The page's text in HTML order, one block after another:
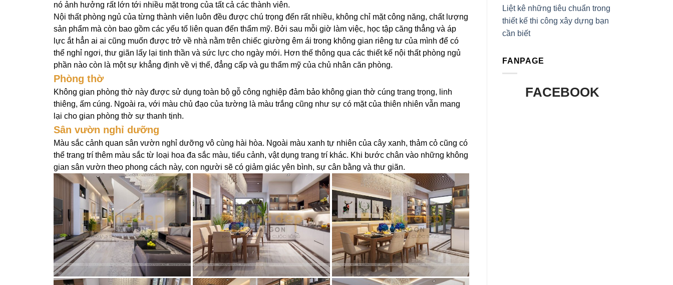
nó ảnh hưởng rất lớn tới nhiều mặt trong của tất cả các thành viên.
Nội thất phòng ngủ của từng thành viên luôn đều được chú trọng đến rất nhiều, không chỉ mặt công năng, chất lượng
sản phẩm mà còn bao gồm các yếu tố liên quan đến thẩm mỹ. Bởi sau mỗi giờ làm việc, học tập căng thẳng và áp
lực ắt hẳn ai ai cũng muốn được trở về nhà nằm trên chiếc giường êm ái trong không gian riêng tư của mình để có
thể nghỉ ngơi, thư giãn lấy lại tinh thần và sức lực cho ngày mới. Hơn thế thông qua các thiết kế nội thất phòng ngủ
phần nào còn là một sự khẳng định về vị thế, đẳng cấp và gu thẩm mỹ của chủ nhân căn phòng.
Phòng thờ
Không gian phòng thờ này được sử dụng toàn bộ gỗ công nghiệp đảm bảo không gian thờ cúng trang trọng, linh
thiêng, ấm cúng. Ngoài ra, với màu chủ đạo của tường là màu trắng cũng như sự có mặt của thiên nhiên vẫn mang
lại cho gian phòng thờ sự thanh tịnh.
Sân vườn nghỉ dưỡng
Màu sắc cảnh quan sân vườn nghỉ dưỡng vô cùng hài hòa. Ngoài màu xanh tự nhiên của cây xanh, thảm cỏ cũng có
thể trang trí thêm màu sắc từ loại hoa đa sắc màu, tiểu cảnh, vật dụng trang trí khác. Khi bước chân vào những không
gian sân vườn theo phong cách này, con người sẽ có giảm giác yên bình, sự cân bằng và thư giãn.
Liệt kê những tiêu chuẩn trong
thiết kế thi công xây dựng bạn
cần biết
FANPAGE
FACEBOOK